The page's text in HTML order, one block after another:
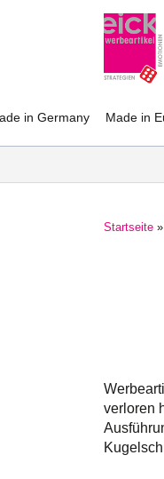
in Germany Made in
Startseite
verloren